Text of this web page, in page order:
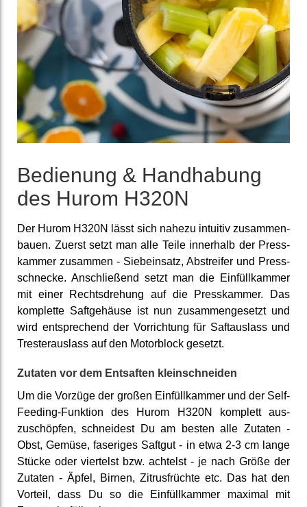
Bedienung & Hand­habung
des Hurom H320N
Der Hurom H320N lässt sich nahezu intuitiv zusammen­
bauen. Zuerst setzt man alle Teile inner­halb der Press­
kammer zusammen - Sieb­einsatz, Ab­streifer und Press­
schnecke. An­schließend setzt man die Einfüll­kammer
mit einer Rechts­drehung auf die Press­kammer. Das
komplette Saft­gehäuse ist nun zusammen­gesetzt und
wird ent­sprechend der Vor­richtung für Saft­auslass und
Trester­auslass auf den Motor­block gesetzt.
Zutaten vor dem Entsaften klein­schneiden
Um die Vorzüge der großen Einfüll­kammer und der Self-
Feeding-Funktion des Hurom H320N komplett aus­
zuschöpfen, schneidest Du am besten alle Zutaten -
Obst, Gemüse, faseriges Saftgut - in etwa 2-3 cm lange
Stücke oder viertelst bzw. achtelst - je nach Größe der
Zutaten - Äpfel, Birnen, Zitrus­früchte etc. Das hat den
Vorteil, dass Du so die Einfüll­kammer maximal mit